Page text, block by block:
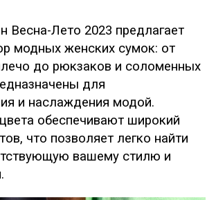
Весна-Лето 2023 предлагает
модных женских сумок: от
до рюкзаков и соломенных
для
и наслаждения модой.
обеспечивают широкий
что позволяет легко найти
вашему стилю и